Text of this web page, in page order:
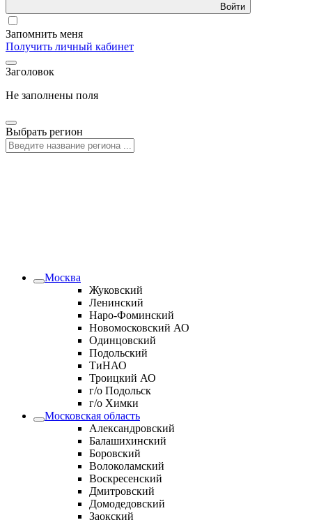
Войти
Запомнить меня
Получить личный кабинет
Заголовок
Не заполнены поля
Выбрать регион
Москва
Жуковский
Ленинский
Наро-Фоминский
Новомосковский АО
Одинцовский
Подольский
ТиНАО
Троицкий АО
г/о Подольск
г/о Химки
Московская область
Александровский
Балашихинский
Боровский
Волоколамский
Воскресенский
Дмитровский
Домодедовский
Заокский